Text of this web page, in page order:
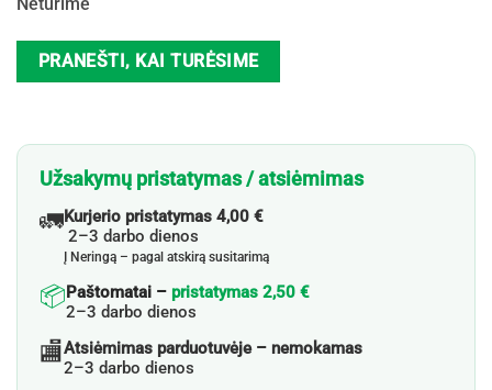
PRANEŠTI, KAI TURĖSIME
Užsakymų pristatymas / atsiėmimas
🚛Kurjerio pristatymas 4,00 €
2–3 darbo dienos
Į Neringą – pagal atskirą susitarimą
📦Paštomatai – pristatymas 2,50 €
2–3 darbo dienos
🏬Atsiėmimas parduotuvėje – nemokamas
2–3 darbo dienos